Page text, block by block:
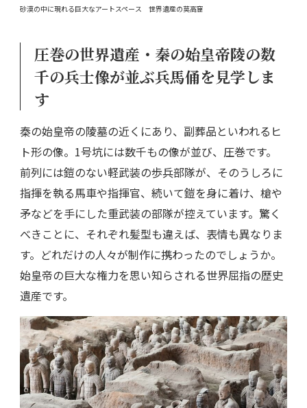
砂漠の中に現れる巨大なアートスペース 世界遺産の莫高窟
圧巻の世界遺産・秦の始皇帝陵の数
千の兵士像が並ぶ兵馬俑を見学しま
す
秦の始皇帝の陵墓の近くにあり、副葬品といわれるヒ
ト形の像。1号坑には数千もの像が並び、圧巻です。
前列には鎧のない軽武装の歩兵部隊が、そのうしろに
指揮を執る馬車や指揮官、続いて鎧を身に着け、槍や
矛などを手にした重武装の部隊が控えています。驚く
べきことに、それぞれ髪型も違えば、表情も異なりま
す。どれだけの人々が制作に携わったのでしょうか。
始皇帝の巨大な権力を思い知らされる世界屈指の歴史
遺産です。